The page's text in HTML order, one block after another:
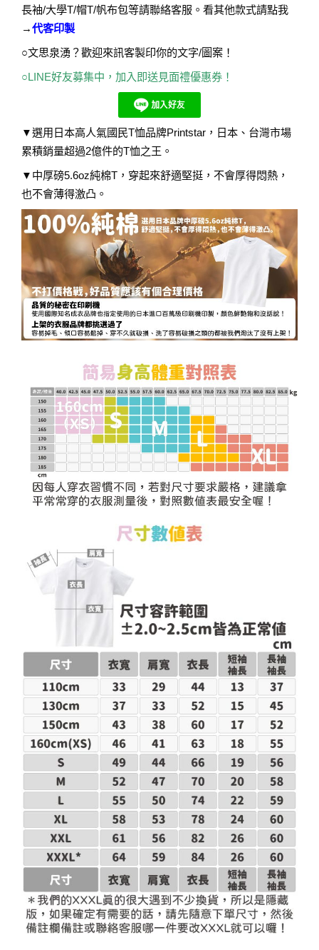
長袖/大學T/帽T/帆布包等請聯絡客服。看其他款式請點我
→代客印製
○文思泉湧？歡迎來訊客製印你的文字/圖案！
○LINE好友募集中，加入即送見面禮優惠券！
▼選用日本高人氣國民T恤品牌Printstar，日本、台灣市場
累積銷量超過2億件的T恤之王。
▼中厚磅5.6oz純棉T，穿起來舒適堅挺，不會厚得悶熱，
也不會薄得激凸。